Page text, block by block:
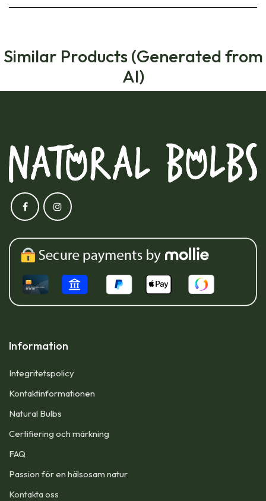
Similar Products (Generated from
AI)
Information
Integritetspolicy
Kontaktinformationen
Natural Bulbs
Certifiering och märkning
FAQ
Passion för en hälsosam natur
Kontakta oss